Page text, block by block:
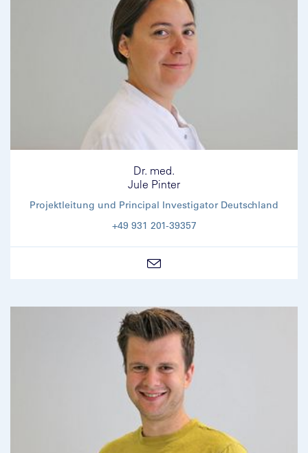
Dr. med.
Jule Pinter
Projektleitung und Principal Investigator Deutschland
+49 931 201-39357